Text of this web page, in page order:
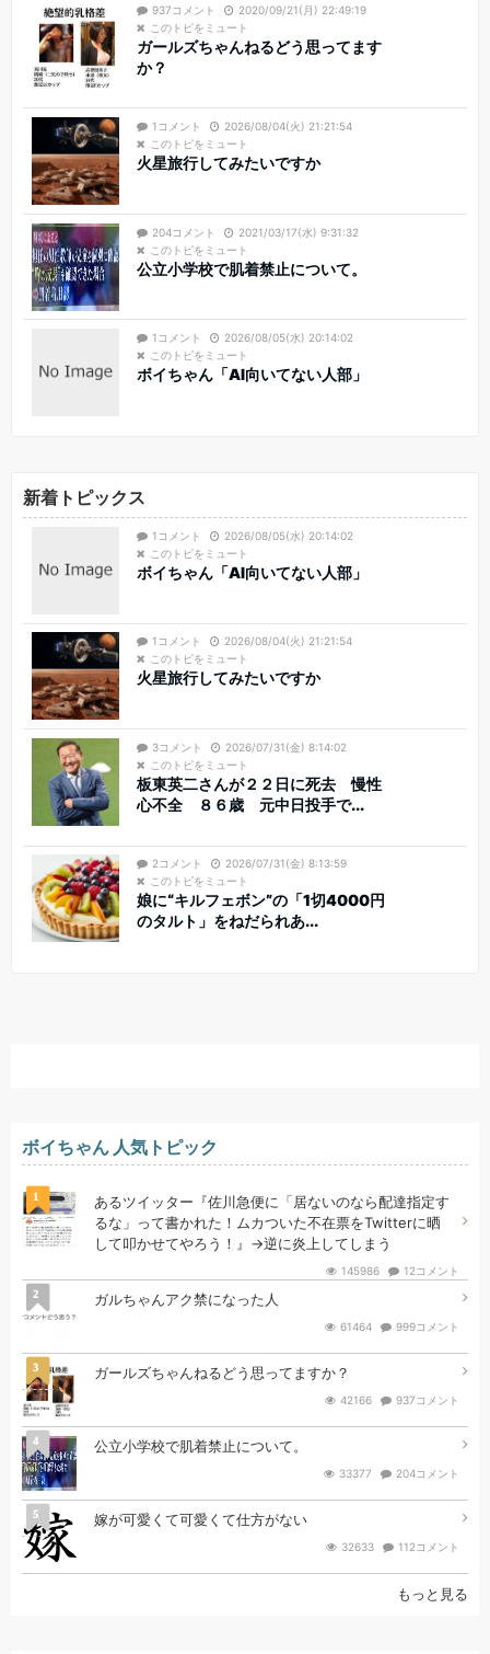
937コメント
2020/09/21(月) 22:49:19
このトピをミュート
ガールズちゃんねるどう思ってます
か？
1コメント
2026/08/04(火) 21:21:54
このトピをミュート
火星旅行してみたいですか
204コメント
2021/03/17(水) 9:31:32
このトピをミュート
公立小学校で肌着禁止について。
1コメント
2026/08/05(水) 20:14:02
このトピをミュート
ボイちゃん「AI向いてない人部」
新着トピックス
1コメント
2026/08/05(水) 20:14:02
このトピをミュート
ボイちゃん「AI向いてない人部」
1コメント
2026/08/04(火) 21:21:54
このトピをミュート
火星旅行してみたいですか
3コメント
2026/07/31(金) 8:14:02
このトピをミュート
板東英二さんが２２日に死去 慢性
心不全 ８６歳 元中日投手で...
2コメント
2026/07/31(金) 8:13:59
このトピをミュート
娘に“キルフェボン”の「1切4000円
のタルト」をねだられあ...
ボイちゃん 人気トピック
1
あるツイッター『佐川急便に「居ないのなら配達指定す
るな」って書かれた！ムカついた不在票をTwitterに晒
して叩かせてやろう！』→逆に炎上してしまう
145986 12コメント
2 ガルちゃんアク禁になった人
61464 999コメント
3 ガールズちゃんねるどう思ってますか？
42166 937コメント
4 公立小学校で肌着禁止について。
33377 204コメント
5 嫁が可愛くて可愛くて仕方がない
32633 112コメント
もっと見る